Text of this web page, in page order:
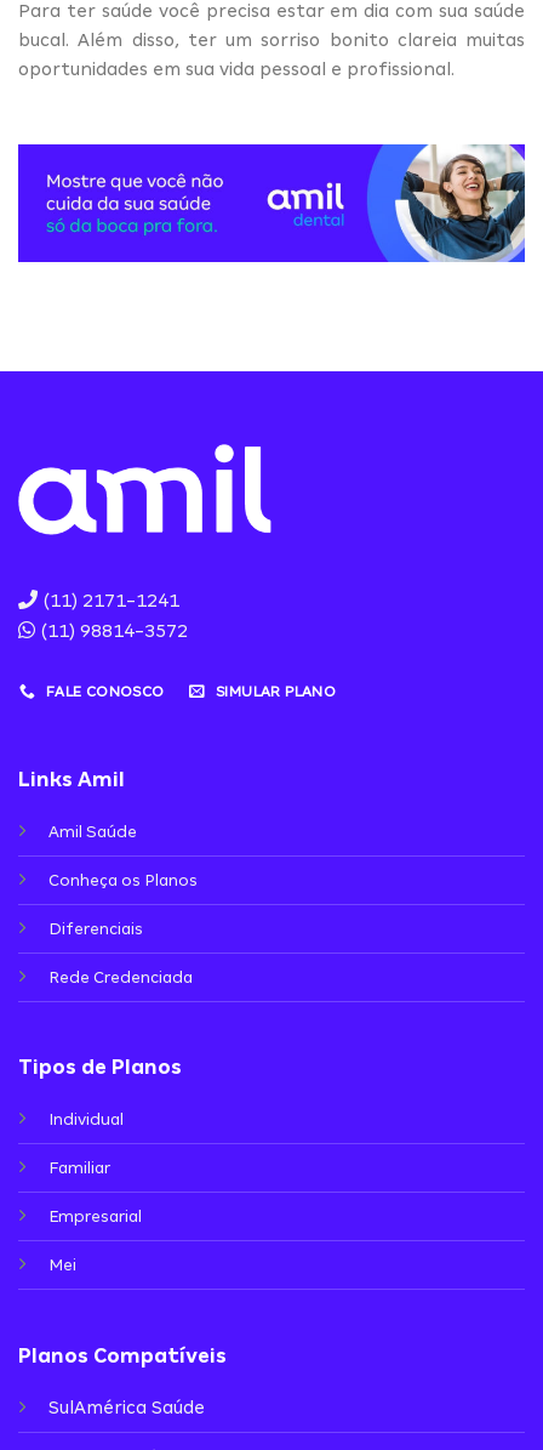
Para ter saúde você precisa estar em dia com sua saúde
bucal. Além disso, ter um sorriso bonito clareia muitas
oportunidades em sua vida pessoal e profissional.
(11) 2171-1241
(11) 98814-3572
FALE CONOSCO SIMULAR PLANO
Links Amil
Amil Saúde
Conheça os Planos
Diferenciais
Rede Credenciada
Tipos de Planos
Individual
Familiar
Empresarial
Mei
Planos Compatíveis
SulAmérica Saúde